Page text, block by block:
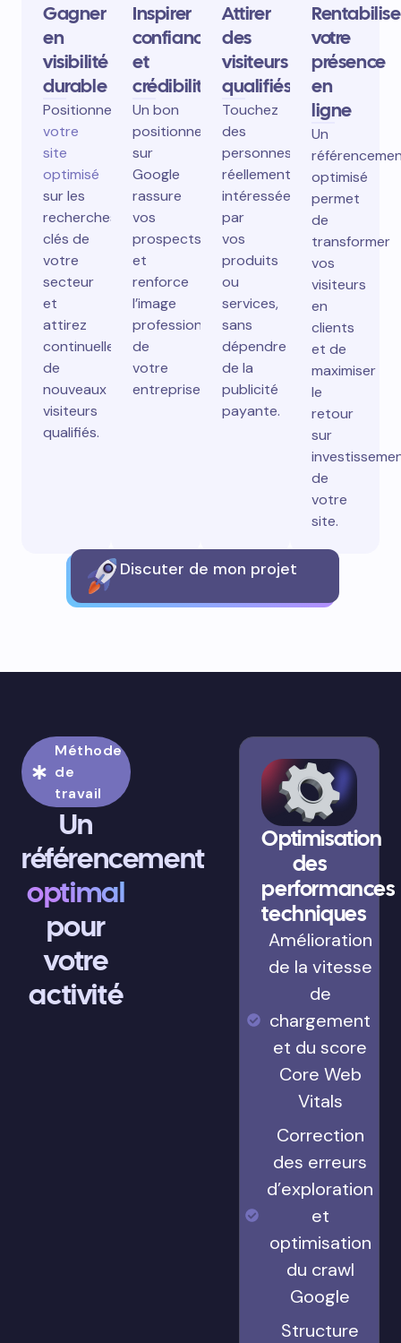
Gagner
en
visibilité
durable
Positionnez
votre
site
optimisé
sur les
recherches
clés de
votre
secteur
et
attirez
continuellement
de
nouveaux
visiteurs
qualifiés.
Inspirer
confiance
et
crédibilité
Un bon
positionnement
sur
Google
rassure
vos
prospects
et
renforce
l’image
professionnelle
de
votre
entreprise.
Attirer
des
visiteurs
qualifiés
Touchez
des
personnes
réellement
intéressées
par
vos
produits
ou
services,
sans
dépendre
de la
publicité
payante.
votre
présence
en
ligne
Un
optimisé
permet
de
transformer
vos
visiteurs
en
clients
et de
maximiser
le
retour
sur
de
votre
site.
Discuter de mon projet
Méthode
de
travail
Un
référencement
optimal
pour
votre
activité
Optimisation
des
performances
techniques
Amélioration
de la vitesse
de
chargement
et du score
Core Web
Vitals
Correction
des erreurs
d’exploration
et
optimisation
du crawl
Google
Structure